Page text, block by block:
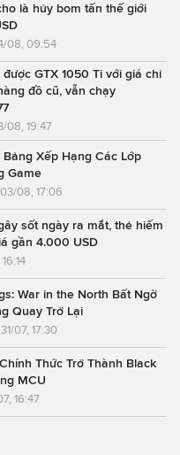
là hủy bom tấn thế giới
08, 09:54
GTX 1050 Ti với giá chỉ
đồ cũ, vẫn chạy
08, 19:47
Xếp Hạng Các Lớp
Game
03/08, 17:06
sốt ngày ra mắt, thẻ hiếm
gần 4.000 USD
War in the North Bất Ngờ
Quay Trở Lại
31/07, 17:30
Thức Trở Thành Black
MCU
16:47